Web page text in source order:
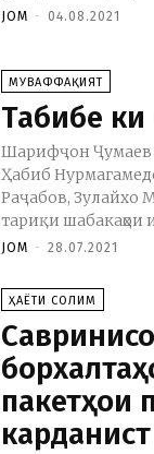
JOM - 04.08.2021
МУВАФФАҚИЯТ
Табибе
Шарифҷон Ҷумаев
Ҳабиб
Раҷабов, Зулайхо
тариқи шабакаҳои
JOM - 28.07.2021
ҲАЁТИ СОЛИМ
пакетҳои
карданист